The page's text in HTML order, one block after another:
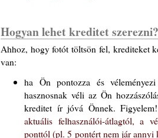
Hogyan lehet kreditet szerezni?
Ahhoz, hogy fotót töltsön fel, krediteket
van:
ha Ön pontozza és
hasznosnak véli az Ön
kreditet ír jóvá Önnek.
aktuális felhasználói-átlagtól, a
ponttól (pl. 5 pontért nem jár